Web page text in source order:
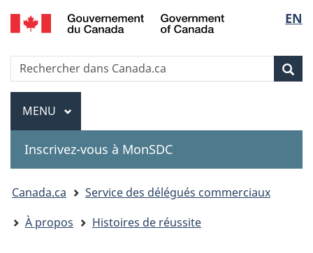
Passer
au
principal
Passer
à
Au
sujet
»
Passer
à
version
HTML
de
la
EN
Government
Recherche
Rechercher
dans
Canada.ca
Menu
MENU PRINCIPAL
Inscrivez-vous à MonSDC
You
are
Canada.ca
Service des délégués commerciaux
À propos
Histoires de réussite